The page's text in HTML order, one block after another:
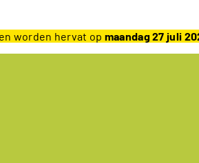
worden hervat op maandag 27 juli